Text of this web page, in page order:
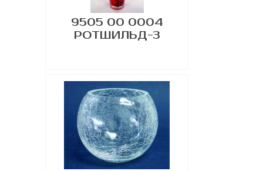
9505 00 0004
РОТШИЛЬД-3